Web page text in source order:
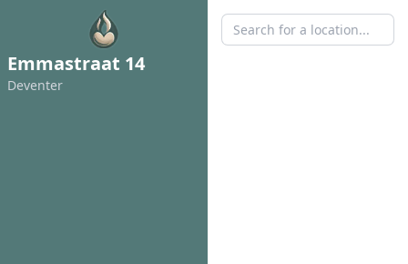
Emmastraat 14
Deventer